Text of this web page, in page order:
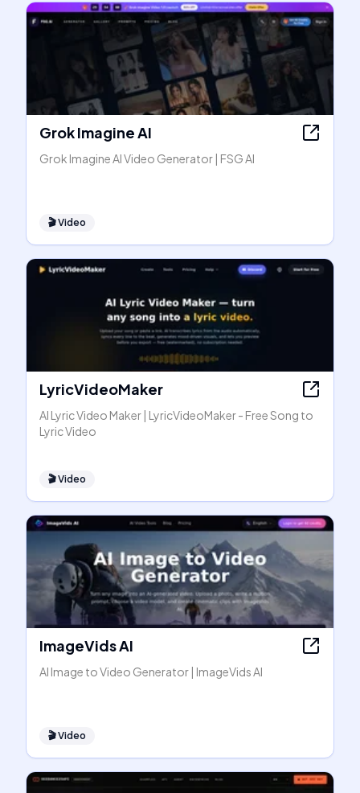
Grok Imagine AI
Grok Imagine AI Video Generator | FSG AI
🎬Video
LyricVideoMaker
AI Lyric Video Maker | LyricVideoMaker - Free Song to
Lyric Video
🎬Video
ImageVids AI
AI Image to Video Generator | ImageVids AI
🎬Video